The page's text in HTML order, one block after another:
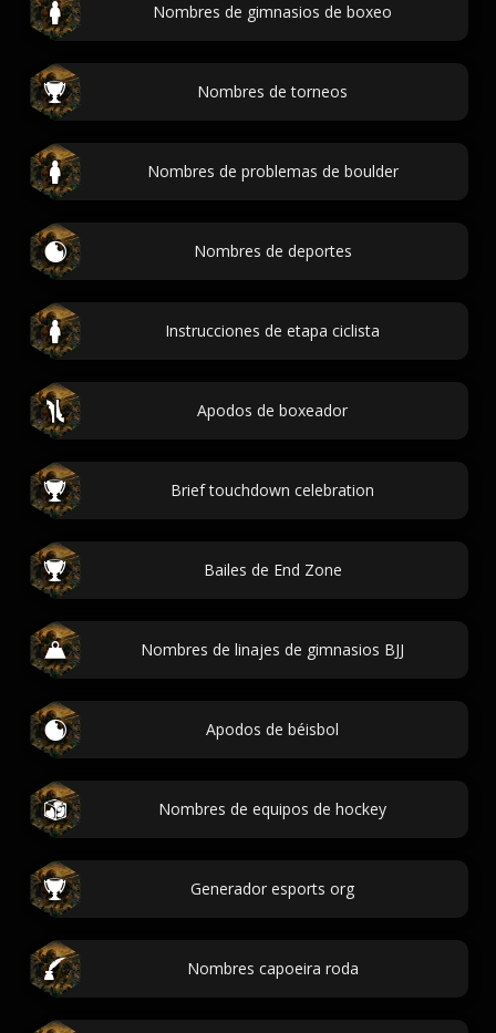
Nombres de gimnasios de boxeo
Nombres de torneos
Nombres de problemas de boulder
Nombres de deportes
Instrucciones de etapa ciclista
Apodos de boxeador
Brief touchdown celebration
Bailes de End Zone
Nombres de linajes de gimnasios BJJ
Apodos de béisbol
Nombres de equipos de hockey
Generador esports org
Nombres capoeira roda